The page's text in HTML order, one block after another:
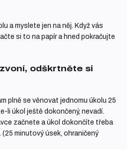
a myslete jen na něj. Když vás
si to na papír a hned pokračujte
, odškrtněte si
plně se věnovat jednomu úkolu 25
li úkol ještě dokončený, nevadí.
začnete a úkol dokončíte třeba
(25 minutový úsek, ohraničený